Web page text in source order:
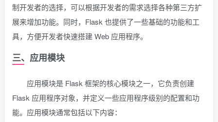
制开发者的选择，可以根据开发者的需求选择各种第三方扩
展来增加功能。同时，Flask 也提供了一些基础的功能和工
具，方便开发者快速搭建 Web 应用程序。
三、应用模块
应用模块是 Flask 框架的核心模块之一，它负责创建
Flask 应用程序对象，并定义一些应用程序级别的配置和功
能。应用模块通常包括以下内容：